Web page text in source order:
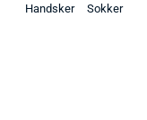
Handsker
Sokker